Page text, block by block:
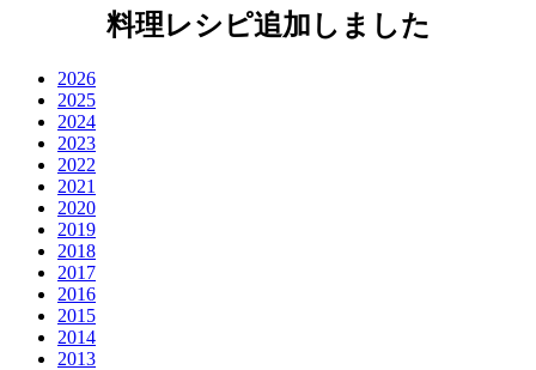
料理レシピ追加しました
2026
2025
2024
2023
2022
2021
2020
2019
2018
2017
2016
2015
2014
2013